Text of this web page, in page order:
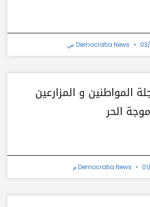
Democratia News
المواطنين و المزارعين
الحر
Democratia News